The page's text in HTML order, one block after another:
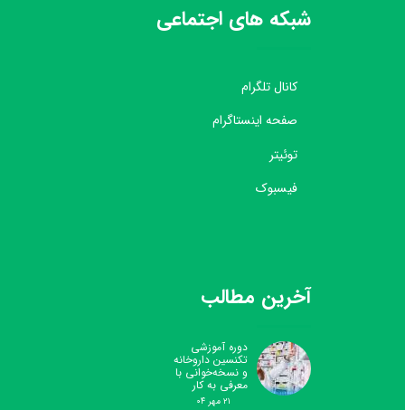
آخرین مطالب
دوره آموزشی
تکنسین داروخانه
و نسخه‌خوانی با
معرفی به کار
۲۱ مهر ۰۴
شبکه های اجتماعی
کانال تلگرام
صفحه اینستاگرام
توئیتر
فیسبوک